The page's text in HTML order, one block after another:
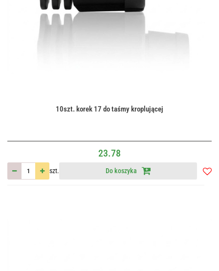
10szt. korek 17 do taśmy kroplującej
23.78
szt. Do koszyka